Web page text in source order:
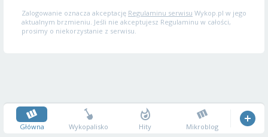
Zalogowanie oznacza akceptację Regulaminu serwisu Wykop.pl w jego
aktualnym brzmieniu. Jeśli nie akceptujesz Regulaminu w całości,
prosimy o niekorzystanie z serwisu.
Główna Wykopalisko Hity Mikroblog